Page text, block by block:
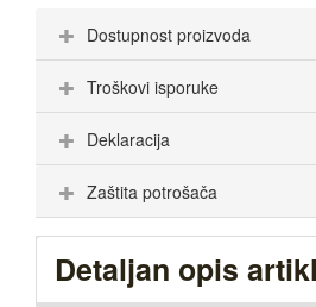
Dostupnost proizvoda
Troškovi isporuke
Deklaracija
Zaštita potrošača
Detaljan opis